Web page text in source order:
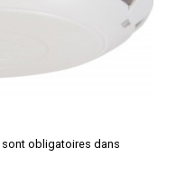
sont obligatoires dans